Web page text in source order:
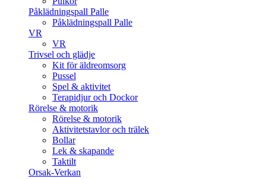
Påklädningspall Palle
Påklädningspall Palle
VR
VR
Trivsel och glädje
Kit för äldreomsorg
Pussel
Spel & aktivitet
Terapidjur och Dockor
Rörelse & motorik
Rörelse & motorik
Aktivitetstavlor och trälek
Bollar
Lek & skapande
Taktilt
Orsak-Verkan